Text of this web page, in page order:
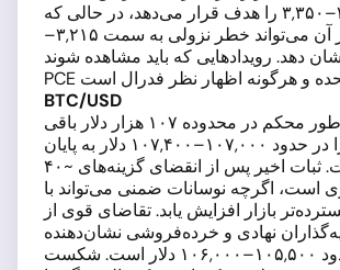
هدف ۳,۳۳۰–۳,۳۵۰ را هدف قرار می‌دهد، در حالی که
شکست زیر آن می‌تواند خطر نزولی به سمت ۳,۲۱۵–
را نشان دهد. رویدادهایی که باید مشاهده شوند،
BTC/USD
بیت‌کوین به طور محکم در محدوده ۱۰۷ هزار دلار باقی
مانده و هفته را در حدود ۱۰۷,۰۰۰–۱۰۷,۴۰۰ دلار به پایان
رسانده است. ثبات اخیر پس از انقضای گزینه‌های ~۴۰
است، اگرچه نوسانات ضمنی می‌تواند با
بازار افزایش یابد. تقاضای قوی از
نهادی و خرده‌فروشی نشان‌دهنده
حمایت در حدود ۱۰۵,۵۰۰–۱۰۶,۰۰۰ دلار است. شکست